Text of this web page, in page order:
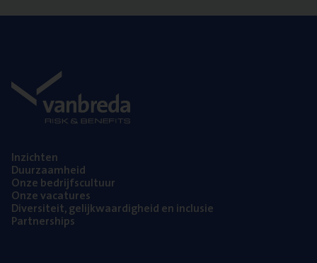
Inzich­ten
Duur­zaam­heid
Onze bedrijfs­cul­tuur
Onze vaca­tu­res
Diver­si­teit, gelijk­waar­dig­heid en inclusie
Part­ner­ships